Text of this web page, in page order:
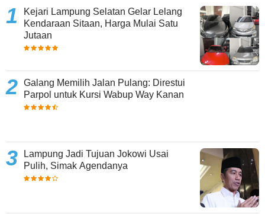
Kejari Lampung Selatan Gelar Lelang
Kendaraan Sitaan, Harga Mulai Satu
Jutaan
Galang Memilih Jalan Pulang: Direstui
Parpol untuk Kursi Wabup Way Kanan
Lampung Jadi Tujuan Jokowi Usai
Pulih, Simak Agendanya